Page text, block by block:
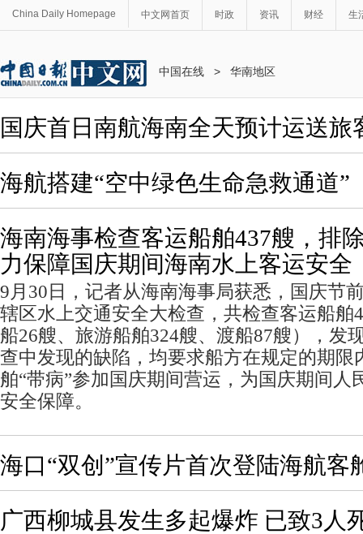
China Daily Homepage 中文网首页 时政 资讯 财经 生
中国在线 > 华南地区
国庆首日南航海南全天预计运送旅
海航搭建“空中绿色生命急救通道”
海南海事检查客运船舶437艘，排
力保障国庆期间海南水上客运安全
9月30日，记者从海南海事局获悉，国庆节
辖区水上交通安全大检查，共检查客运船舶
船26艘、旅游船舶324艘、渡船87艘），发
查中发现的缺陷，均要求船方在规定的期限
舶“带病”参加国庆期间营运，为国庆期间人
安全保障。
海口“双创”宣传片首次登陆海航客
广西柳城县发生多起爆炸 已致3人